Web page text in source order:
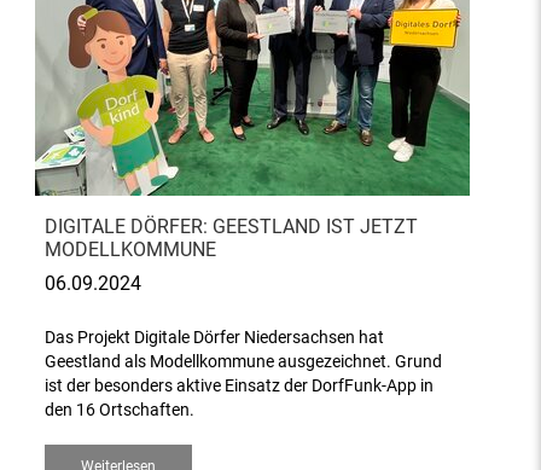
DIGITALE DÖRFER: GEESTLAND IST JETZT
MODELLKOMMUNE
06.09.2024
Das Projekt Digitale Dörfer Niedersachsen hat
Geestland als Modellkommune ausgezeichnet. Grund
ist der besonders aktive Einsatz der DorfFunk-App in
den 16 Ortschaften.
Weiterlesen